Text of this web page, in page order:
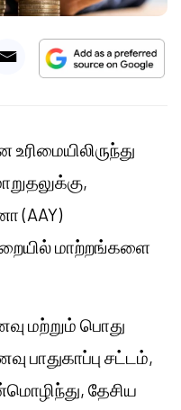
உரிமையிலிருந்து
(AAY)
மாற்றங்களை
மற்றும் பொது
பாதுகாப்பு சட்டம்,
தேசிய